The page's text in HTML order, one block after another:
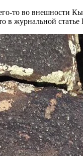
то во внешности
в журнальной